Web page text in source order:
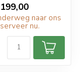
naar ons
nu.